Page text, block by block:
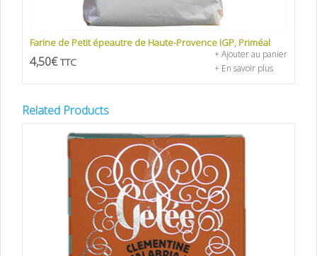
Farine de Petit épeautre de Haute-Provence IGP, Priméal
4,50€ TTC
+ Ajouter au panier
+ En savoir plus
Related Products